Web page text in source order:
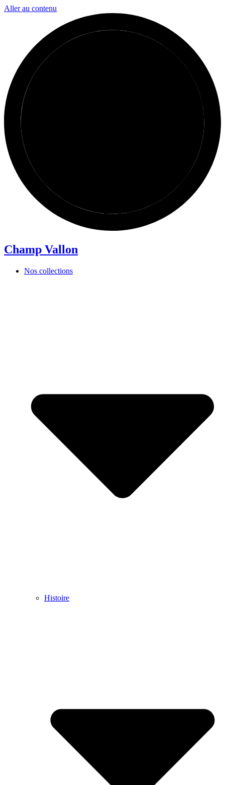
Aller au contenu
Champ Vallon
Nos collections
Histoire